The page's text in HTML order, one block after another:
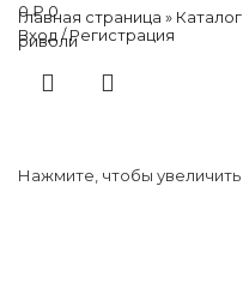
0₽0
Вход / Регистрация
Главная страница » Каталог
риволи
Нажмите, чтобы увеличить